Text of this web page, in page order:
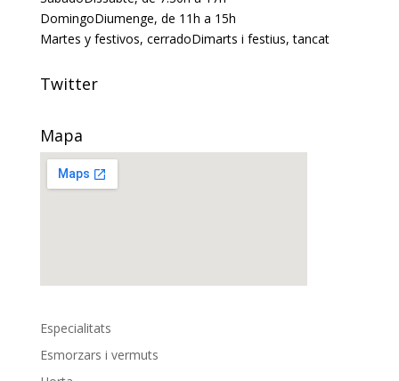
DomingoDiumenge, de 11h a 15h
Martes y festivos, cerradoDimarts i festius, tancat
Twitter
Mapa
Especialitats
Esmorzars i vermuts